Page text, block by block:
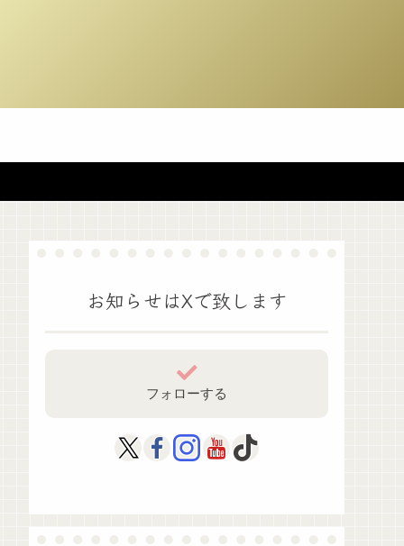
お知らせはXで致します
フォローする